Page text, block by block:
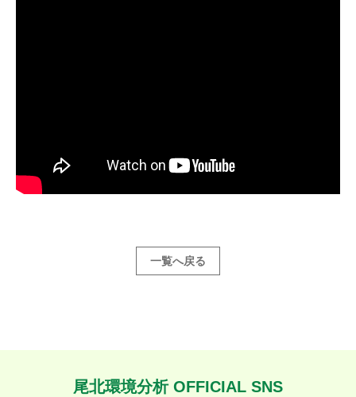
一覧へ戻る
尾北環境分析 OFFICIAL SNS